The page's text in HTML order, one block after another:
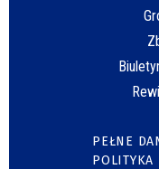
PEŁNE
POLITYKA